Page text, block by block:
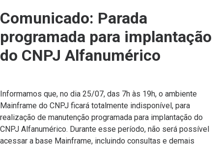
Comunicado: Parada
programada para implantação
do CNPJ Alfanumérico
Informamos que, no dia 25/07, das 7h às 19h, o ambiente
Mainframe do CNPJ ficará totalmente indisponível, para
realização de manutenção programada para implantação do
CNPJ Alfanumérico. Durante esse período, não será possível
acessar a base Mainframe, incluindo consultas e demais